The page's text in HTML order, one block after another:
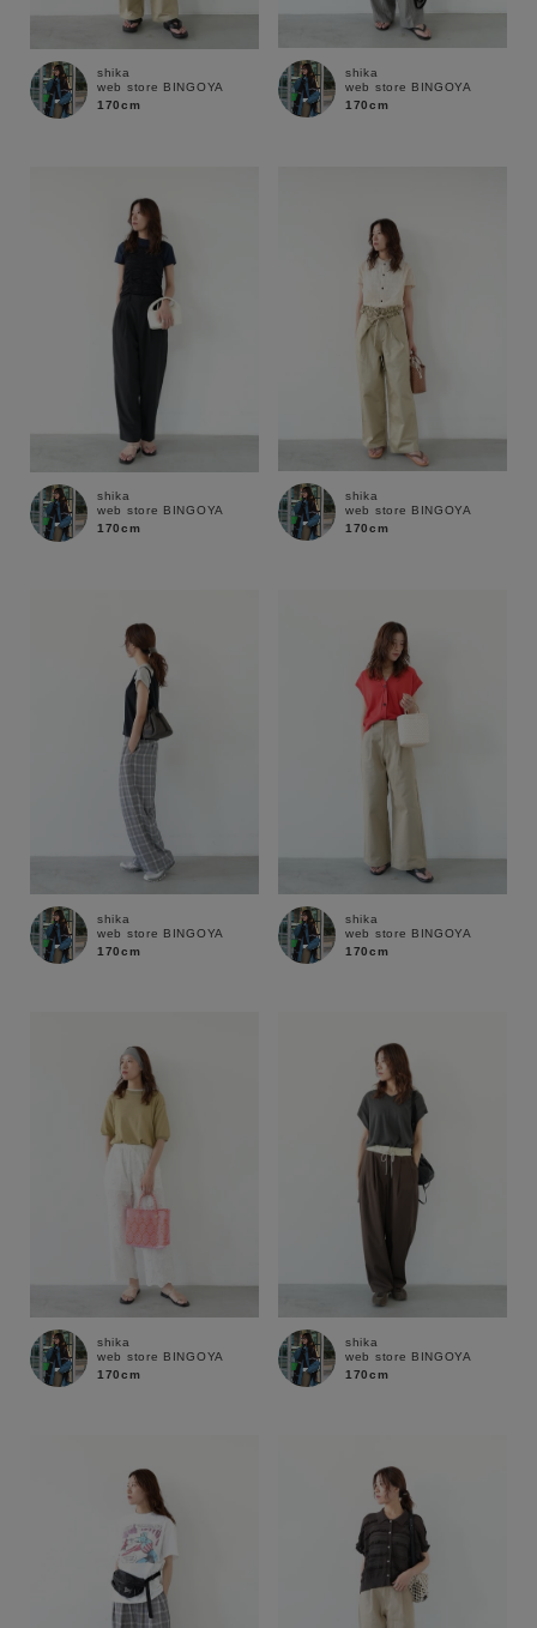
キーワード
MENS KIDS
ブランド
shika
web store BINGOYA
170cm
shika
web store BINGOYA
170cm
shika
web store BINGOYA
170cm
shika
web store BINGOYA
170cm
shika
web store BINGOYA
170cm
shika
web store BINGOYA
170cm
shika
web store BINGOYA
170cm
shika
web store BINGOYA
170cm